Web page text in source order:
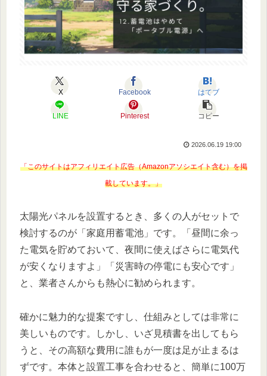
X Facebook はてブ
LINE Pinterest コピー
2026.06.19 19:00
「このサイトはアフィリエイト広告（Amazonアソシエイト含む）を掲
載しています。」
太陽光パネルを設置するとき、多くの人がセットで
検討するのが「家庭用蓄電池」です。「昼間に余っ
た電気を貯めておいて、夜間に使えばさらに電気代
が安くなりますよ」「災害時の停電にも安心です」
と、業者さんからも熱心に勧められます。
確かに魅力的な提案ですし、仕組みとしては非常に
美しいものです。しかし、いざ見積書を出してもら
うと、その高額な費用に誰もが一度は足が止まるは
ずです。本体と設置工事を合わせると、簡単に100万